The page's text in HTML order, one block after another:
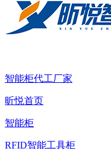
智能柜代工厂家
昕悦首页
智能柜
RFID智能工具柜